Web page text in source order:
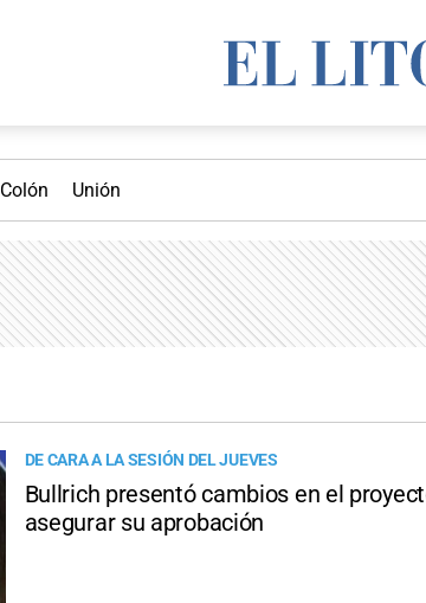
Colón Unión
DE CARA A LA SESIÓN DEL JUEVES
Bullrich presentó cambios en el
asegurar su aprobación